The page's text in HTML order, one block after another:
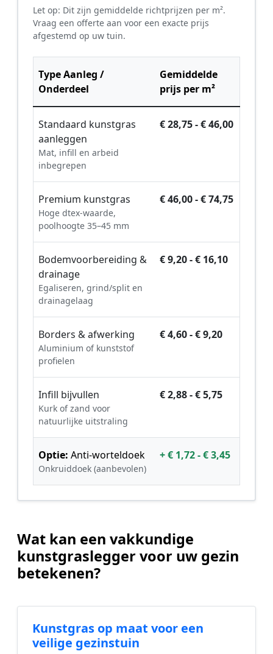
Let op: Dit zijn gemiddelde richtprijzen per m².
Vraag een offerte aan voor een exacte prijs
afgestemd op uw tuin.
Type Aanleg /
Onderdeel
Gemiddelde
prijs per m²
Standaard kunstgras
aanleggen
Mat, infill en arbeid
inbegrepen
€ 28,75 - € 46,00
Premium kunstgras
Hoge dtex-waarde,
poolhoogte 35–45 mm
€ 46,00 - € 74,75
Bodemvoorbereiding &
drainage
Egaliseren, grind/split en
drainagelaag
€ 9,20 - € 16,10
Borders & afwerking
Aluminium of kunststof
profielen
€ 4,60 - € 9,20
Infill bijvullen
Kurk of zand voor
natuurlijke uitstraling
€ 2,88 - € 5,75
Optie: Anti-worteldoek
Onkruiddoek (aanbevolen)
+ € 1,72 - € 3,45
Wat kan een vakkundige
kunstgraslegger voor uw gezin
betekenen?
Kunstgras op maat voor een
veilige gezinstuin